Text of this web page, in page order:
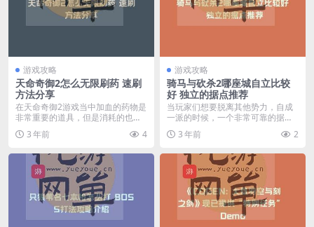
游戏攻略
天命奇御2怎么无限刷药 速刷
方法分享
在天命奇御2游戏当中加血的药物是
非常重要的道具，但是消耗的也非
常的快，一不留神就...
3 年前 4
游戏攻略
骑马与砍杀2哪座城自立比较
好 独立的据点推荐
当玩家们想要脱离其他势力，自成
一派的时候，一个非常可靠的据点
能够为我们的发展带来...
3 年前 2